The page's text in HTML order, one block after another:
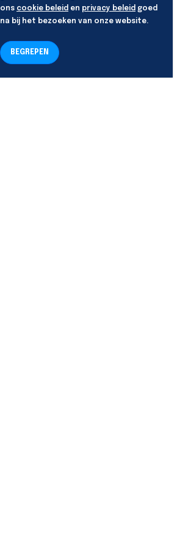
ons cookie beleid en privacy beleid goed
na bij het bezoeken van onze website.
BEGREPEN